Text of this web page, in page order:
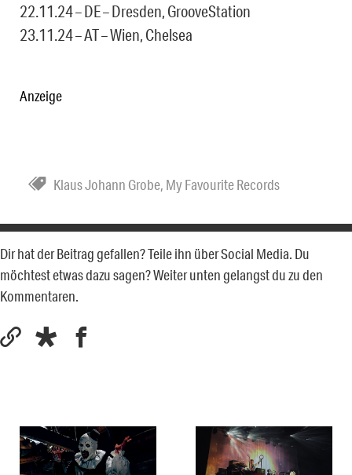
22.11.24 – DE – Dresden, GrooveStation
23.11.24 – AT – Wien, Chelsea
Anzeige
Klaus Johann Grobe, My Favourite Records
Dir hat der Beitrag gefallen? Teile ihn über Social Media. Du
möchtest etwas dazu sagen? Weiter unten gelangst du zu den
Kommentaren.